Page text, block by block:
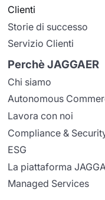
Clienti
Storie di successo
Servizio Clienti
Perchè JAGGAER
Chi siamo
Autonomous
Lavora con noi
Compliance &
ESG
La piattaforma
Managed Services